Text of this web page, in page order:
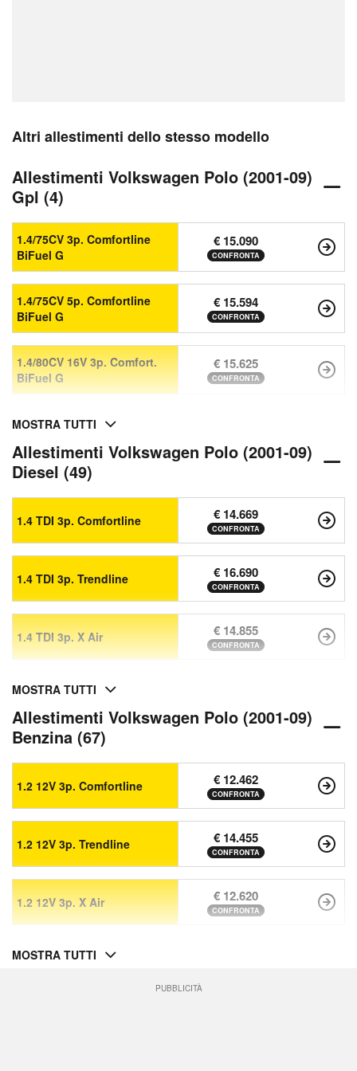
Altri allestimenti dello stesso modello
Allestimenti Volkswagen Polo (2001-09)
Gpl (4)
1.4/75CV 3p. Comfortline
BiFuel G
€ 15.090
CONFRONTA
1.4/75CV 5p. Comfortline
BiFuel G
€ 15.594
CONFRONTA
1.4/80CV 16V 3p. Comfort.
BiFuel G
€ 15.625
CONFRONTA
MOSTRA TUTTI
Allestimenti Volkswagen Polo (2001-09)
Diesel (49)
1.4 TDI 3p. Comfortline € 14.669
CONFRONTA
1.4 TDI 3p. Trendline € 16.690
CONFRONTA
1.4 TDI 3p. X Air € 14.855
CONFRONTA
MOSTRA TUTTI
Allestimenti Volkswagen Polo (2001-09)
Benzina (67)
1.2 12V 3p. Comfortline € 12.462
CONFRONTA
1.2 12V 3p. Trendline € 14.455
CONFRONTA
1.2 12V 3p. X Air € 12.620
CONFRONTA
MOSTRA TUTTI
PUBBLICITÀ